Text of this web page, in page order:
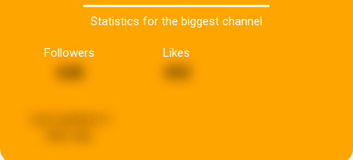
Statistics for the biggest channel
Followers
648
Likes